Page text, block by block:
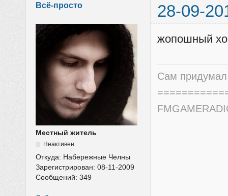
Всё-просто 28-09-
Местный житель
Неактивен
Откуда: Набережные Челны
Зарегистрирован:08-11-2009
Сообщений:349
жопошный
Сам придумал